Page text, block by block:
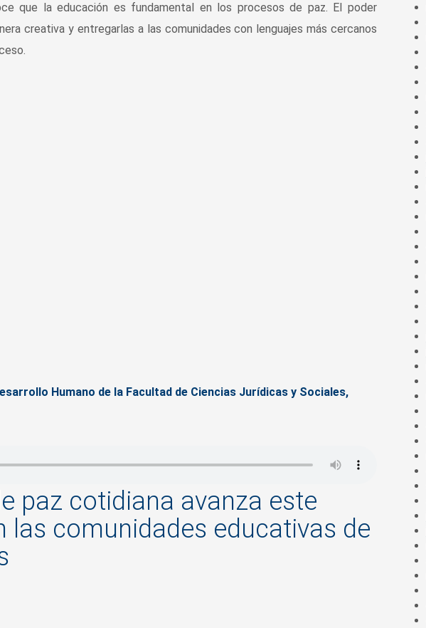
que la educación es fundamental en los procesos de paz. El poder
creativa y entregarlas a las comunidades con lenguajes más cercanos
Humano de la Facultad de Ciencias Jurídicas y Sociales,
paz cotidiana avanza este
las comunidades educativas de